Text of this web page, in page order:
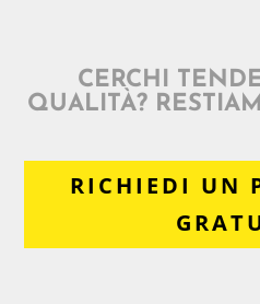
CERCHI
QUALITÀ?
RICHIEDI UN